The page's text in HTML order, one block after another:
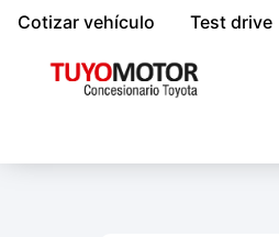
Cotizar vehículo Test drive